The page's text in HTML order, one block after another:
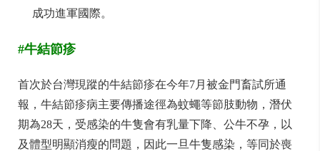
成功進軍國際。
#牛結節疹
首次於台灣現蹤的牛結節疹在今年7月被金門畜試所通
報，牛結節疹病主要傳播途徑為蚊蠅等節肢動物，潛伏
期為28天，受感染的牛隻會有乳量下降、公牛不孕，以
及體型明顯消瘦的問題，因此一旦牛隻感染，等同於喪